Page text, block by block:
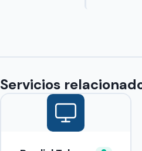
Servicios